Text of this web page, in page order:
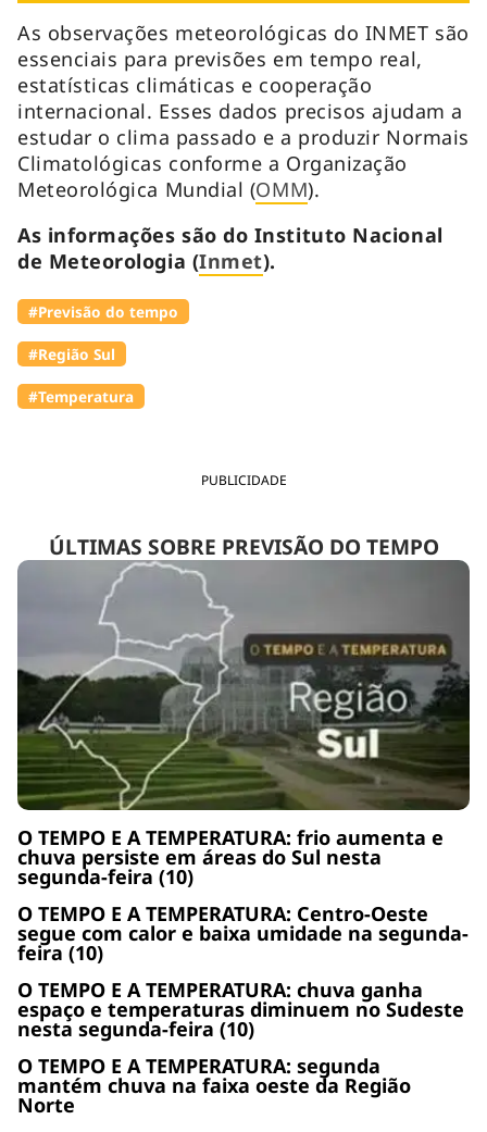
PUBLICIDADE
ÚLTIMAS SOBRE PREVISÃO DO TEMPO
O TEMPO E A TEMPERATURA: frio aumenta e
chuva persiste em áreas do Sul nesta
segunda-feira (10)
O TEMPO E A TEMPERATURA: Centro-Oeste
segue com calor e baixa umidade na segunda-
feira (10)
O TEMPO E A TEMPERATURA: chuva ganha
espaço e temperaturas diminuem no Sudeste
nesta segunda-feira (10)
O TEMPO E A TEMPERATURA: segunda
mantém chuva na faixa oeste da Região
Norte
As observações meteorológicas do INMET são
essenciais para previsões em tempo real,
estatísticas climáticas e cooperação
internacional. Esses dados precisos ajudam a
estudar o clima passado e a produzir Normais
Climatológicas conforme a Organização
Meteorológica Mundial (OMM).
As informações são do Instituto Nacional
de Meteorologia (Inmet).
#Previsão do tempo
#Região Sul
#Temperatura